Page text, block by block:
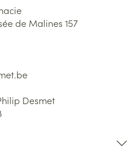
de Malines 157
Desmet